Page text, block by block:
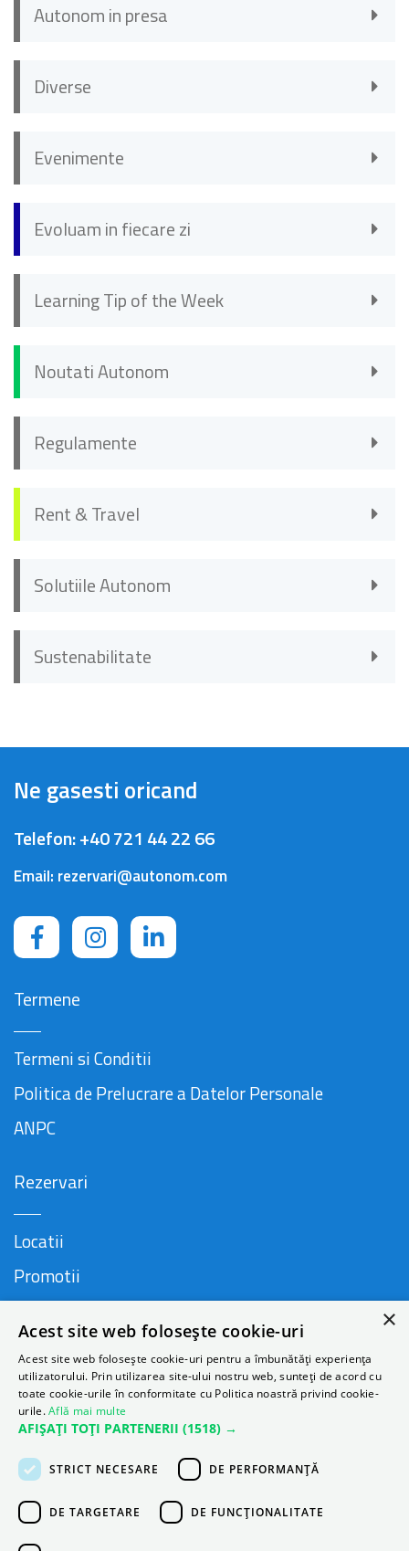
Autonom in presa
Diverse
Evenimente
Evoluam in fiecare zi
Learning Tip of the Week
Noutati Autonom
Regulamente
Rent & Travel
Solutiile Autonom
Sustenabilitate
Ne gasesti oricand
Telefon:+40 721 44 22 66
Email: rezervari@autonom.com
Termene
Termeni si Conditii
Politica de Prelucrare a Datelor Personale
ANPC
Rezervari
Locatii
Promotii
Companie
Contact
Despre Autonom
×
Acest site web folosește cookie-uri
Acest site web folosește cookie-uri pentru a îmbunătăți experiența
utilizatorului. Prin utilizarea site-ului nostru web, sunteți de acord cu
toate cookie-urile în conformitate cu Politica noastră privind cookie-
urile.Află mai multe
AFIȘAȚI TOȚI PARTENERII (1518) →
STRICT NECESARE DE PERFORMANȚĂ
DE TARGETARE DE FUNCŢIONALITATE